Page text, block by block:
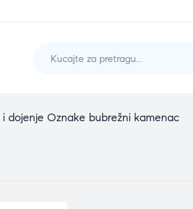
dojenje Oznake bubrežni kamenac